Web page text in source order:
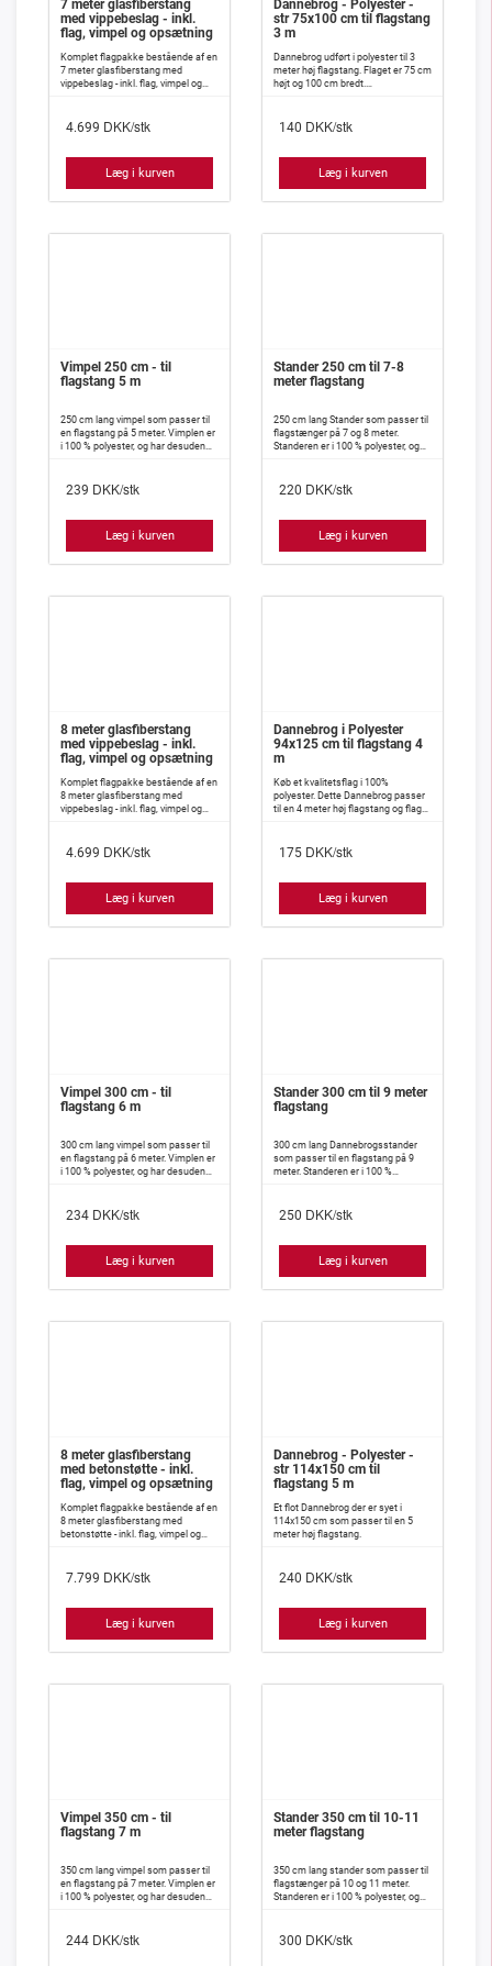
7 meter glasfiberstang
med vippebeslag - inkl.
flag, vimpel og opsætning
Komplet flagpakke bestående af en
7 meter glasfiberstang med
vippebeslag - inkl. flag, vimpel og
4.699 DKK/stk
Læg i kurven
Dannebrog - Polyester -
str 75x100 cm til flagstang
3 m
Dannebrog udført i polyester til 3
meter høj flagstang. Flaget er 75 cm
højt og 100 cm bredt.
140 DKK/stk
Læg i kurven
Vimpel 250 cm - til
flagstang 5 m
250 cm lang vimpel som passer til
en flagstang på 5 meter. Vimplen er
i 100 % polyester, og har desuden
239 DKK/stk
Læg i kurven
Stander 250 cm til 7-8
meter flagstang
250 cm lang Stander som passer til
flagstænger på 7 og 8 meter.
Standeren er i 100 % polyester, og
220 DKK/stk
Læg i kurven
8 meter glasfiberstang
med vippebeslag - inkl.
flag, vimpel og opsætning
Komplet flagpakke bestående af en
8 meter glasfiberstang med
vippebeslag - inkl. flag, vimpel og
4.699 DKK/stk
Læg i kurven
Dannebrog i Polyester
94x125 cm til flagstang 4
m
Køb et kvalitetsflag i 100%
polyester. Dette Dannebrog passer
til en 4 meter høj flagstang og flaget
175 DKK/stk
Læg i kurven
Vimpel 300 cm - til
flagstang 6 m
300 cm lang vimpel som passer til
en flagstang på 6 meter. Vimplen er
i 100 % polyester, og har desuden
234 DKK/stk
Læg i kurven
Stander 300 cm til 9 meter
flagstang
300 cm lang Dannebrogsstander
som passer til en flagstang på 9
meter. Standeren er i 100 %
vanskeligt slår knuder.
250 DKK/stk
Læg i kurven
8 meter glasfiberstang
med betonstøtte - inkl.
flag, vimpel og opsætning
Komplet flagpakke bestående af en
8 meter glasfiberstang med
betonstøtte - inkl. flag, vimpel og
7.799 DKK/stk
Læg i kurven
Dannebrog - Polyester -
str 114x150 cm til
flagstang 5 m
Et flot Dannebrog der er syet i
114x150 cm som passer til en 5
meter høj flagstang.
240 DKK/stk
Læg i kurven
Vimpel 350 cm - til
flagstang 7 m
350 cm lang vimpel som passer til
en flagstang på 7 meter. Vimplen er
i 100 % polyester, og har desuden
244 DKK/stk
Stander 350 cm til 10-11
meter flagstang
350 cm lang stander som passer til
flagstænger på 10 og 11 meter.
Standeren er i 100 % polyester, og
300 DKK/stk